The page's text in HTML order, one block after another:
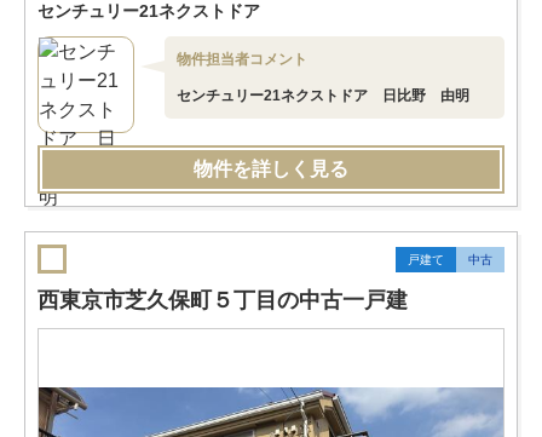
センチュリー21ネクストドア
物件担当者コメント
センチュリー21ネクストドア 日比野 由明
物件を詳しく見る
戸建て 中古
西東京市芝久保町５丁目の中古一戸建